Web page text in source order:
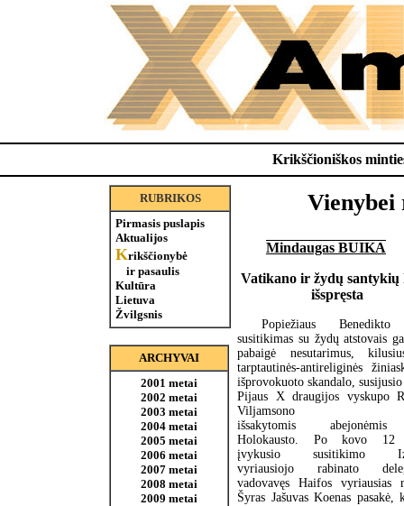
Krikščioniškos
RUBRIKOS
Pirmasis puslapis
Aktualijos
Krikščionybė
ir pasaulis
Kultūra
Lietuva
Žvilgsnis
ARCHYVAI
2001 metai
2002 metai
2003 metai
2004 metai
2005 metai
2006 metai
2007 metai
2008 metai
2009 metai
Mindaugas BUIKA
Vatikano ir žydų santykių
išspręsta
Popiežiaus
susitikimas su žydų atstovais
pabaigė nesutarimus,
tarptautinės-antireliginės
išprovokuoto skandalo,
Pijaus X draugijos vyskupo
Viljamsono
išsakytomis
Holokausto. Po kovo 12
įvykusio susitikimo
vyriausiojo rabinato
vadovavęs Haifos vyriausias
Šyras Jašuvas Koenas pasakė,